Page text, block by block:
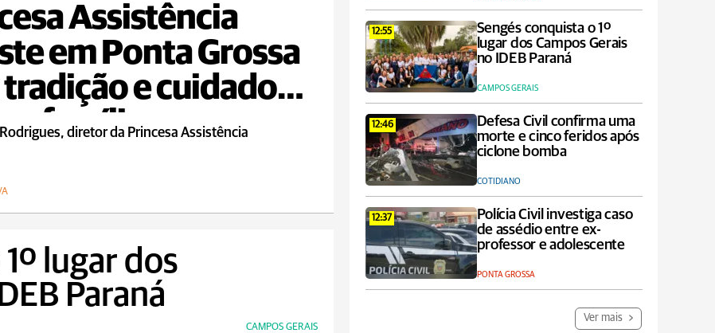
Assistência
em Ponta Grossa
e cuidado
as famílias
diretor da Princesa Assistência
12:55
Sengés conquista o 1º
lugar dos Campos Gerais
no IDEB Paraná
CAMPOS GERAIS
12:46
Defesa Civil confirma uma
morte e cinco feridos após
ciclone bomba
COTIDIANO
12:37
Polícia Civil investiga caso
de assédio entre ex-
professor e adolescente
PONTA GROSSA
Ver mais
lugar dos
Paraná
CAMPOS GERAIS